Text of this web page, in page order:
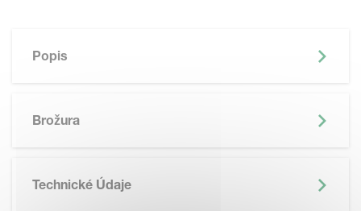
Popis
Brožura
Technické Údaje